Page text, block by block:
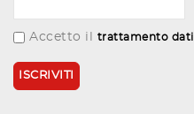
Accetto il trattamento dati